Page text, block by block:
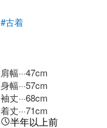
#古着
肩幅···47cm
身幅···57cm
袖丈···68cm
着丈···71cm
半年以上前